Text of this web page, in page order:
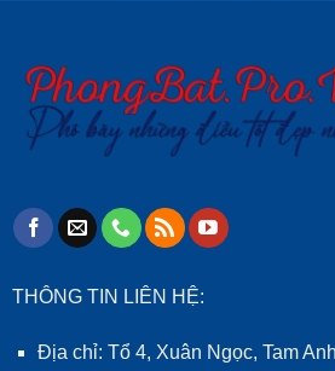
THÔNG TIN LIÊN HỆ:
Địa chỉ: Tổ 4, Xuân Ngọc, Tam